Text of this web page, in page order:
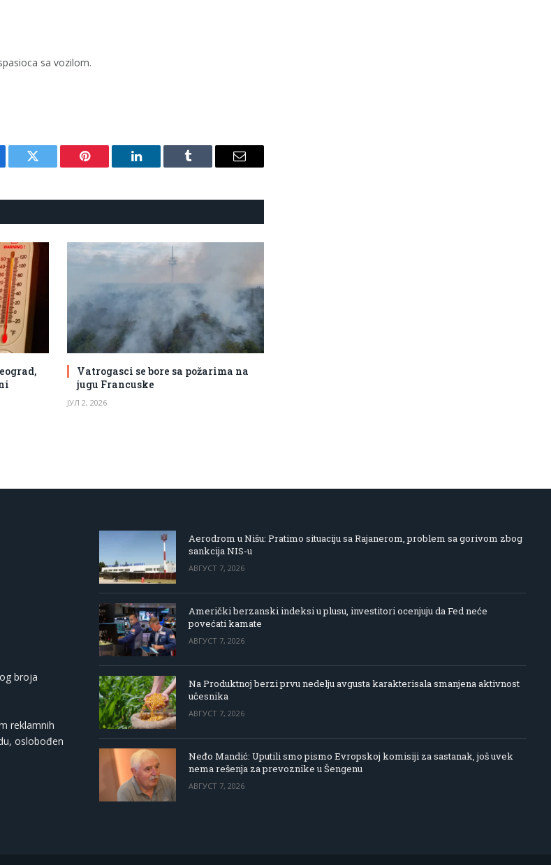
sa vozilom.
Twitter Pinterest LinkedIn Tumblr Email
Vatrogasci se bore sa požarima na
jugu Francuske
ЈУЛ 2, 2026
broja
reklamnih
oslobođen
Aerodrom u Nišu: Pratimo situaciju sa Rajanerom, problem sa gorivom zbog
sankcija NIS-u
АВГУСТ 7, 2026
Američki berzanski indeksi u plusu, investitori ocenjuju da Fed neće
povećati kamate
АВГУСТ 7, 2026
Na Produktnoj berzi prvu nedelju avgusta karakterisala smanjena aktivnost
učesnika
АВГУСТ 7, 2026
Neđo Mandić: Uputili smo pismo Evropskoj komisiji za sastanak, još uvek
nema rešenja za prevoznike u Šengenu
АВГУСТ 7, 2026